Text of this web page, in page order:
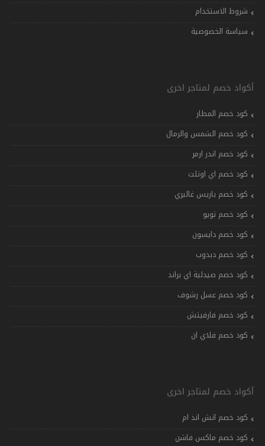
شروط الاستخدام
سياسة الخصوصية
أكواد خصم لمتاجر اخرى
كود خصم المطار
كود خصم الشمس والرمال
كود خصم اندر ارمر
كود خصم اي اوتلت
كود خصم باريس غاليري
كود خصم تويو
كود خصم دايسون
كود خصم دبدوب
كود خصم صيدلية اي براند
كود خصم عسل رشوف
كود خصم فارفيتش
كود خصم فلاي ان
أكواد خصم لمتاجر اخرى
كود خصم اتش اند ام
كود خصم ماكس فاشن